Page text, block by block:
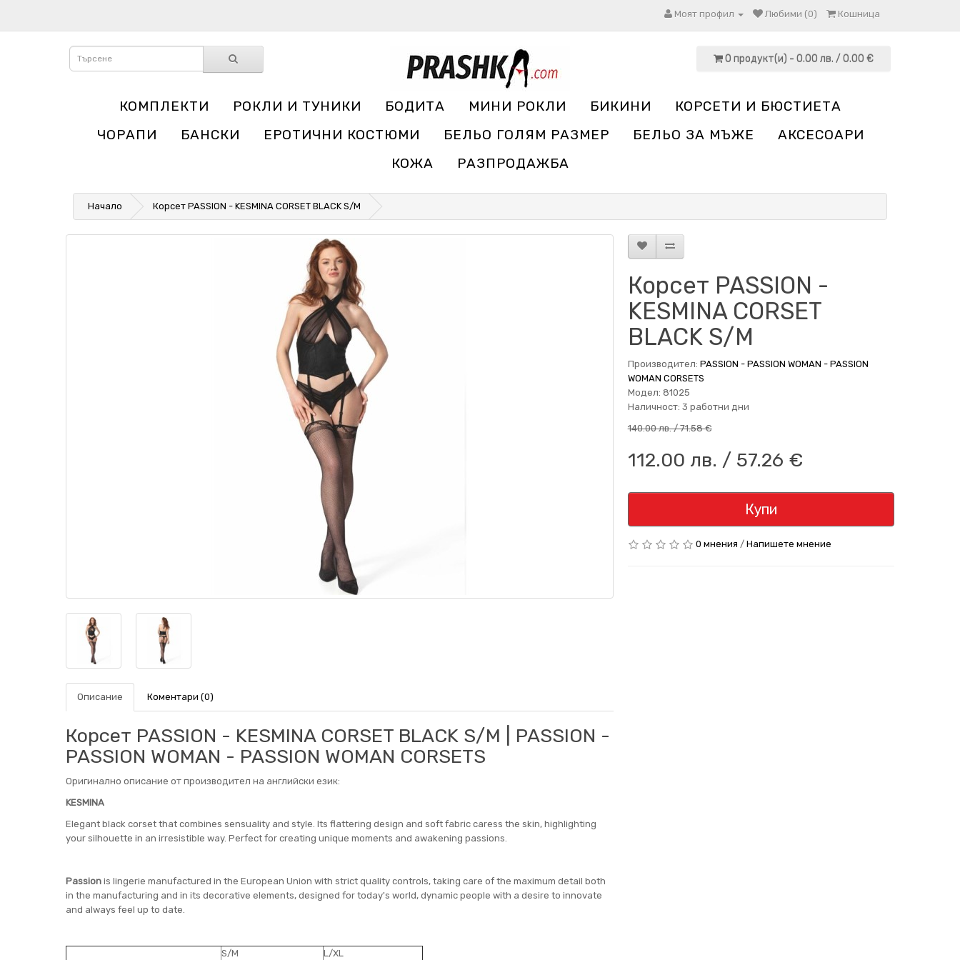
Моят профил Любими (0) Кошница
0 продукт(и) - 0.00 лв. / 0.00 €
КОМПЛЕКТИ РОКЛИ И ТУНИКИ БОДИТА МИНИ РОКЛИ БИКИНИ
КОРСЕТИ И БЮСТИЕТА
ЧОРАПИ
БАНСКИ ЕРОТИЧНИ КОСТЮМИ БЕЛЬО ГОЛЯМ РАЗМЕР БЕЛЬО ЗА МЪЖЕ
АКСЕСОАРИ
КОЖА
РАЗПРОДАЖБА
Начало Корсет PASSION - KESMINA CORSET BLACK S/M
Описание Коментари (0)
Корсет PASSION - KESMINA CORSET BLACK S/M | PASSION -
PASSION WOMAN - PASSION WOMAN CORSETS
Оригинално описание от производител на английски език:
KESMINA
Elegant black corset that combines sensuality and style. Its flattering design and soft fabric caress the skin, highlighting
your silhouette in an irresistible way. Perfect for creating unique moments and awakening passions.
Passion is lingerie manufactured in the European Union with strict quality controls, taking care of the maximum detail both
in the manufacturing and in its decorative elements, designed for today's world, dynamic people with a desire to innovate
and always feel up to date.
S/M L/XL
Корсет PASSION -
KESMINA CORSET
BLACK S/M
Производител: PASSION - PASSION WOMAN - PASSION
WOMAN CORSETS
Модел: 81025
Наличност: 3 работни дни
140.00 лв. / 71.58 €
112.00 лв. / 57.26 €
Купи
0 мнения / Напишете мнение